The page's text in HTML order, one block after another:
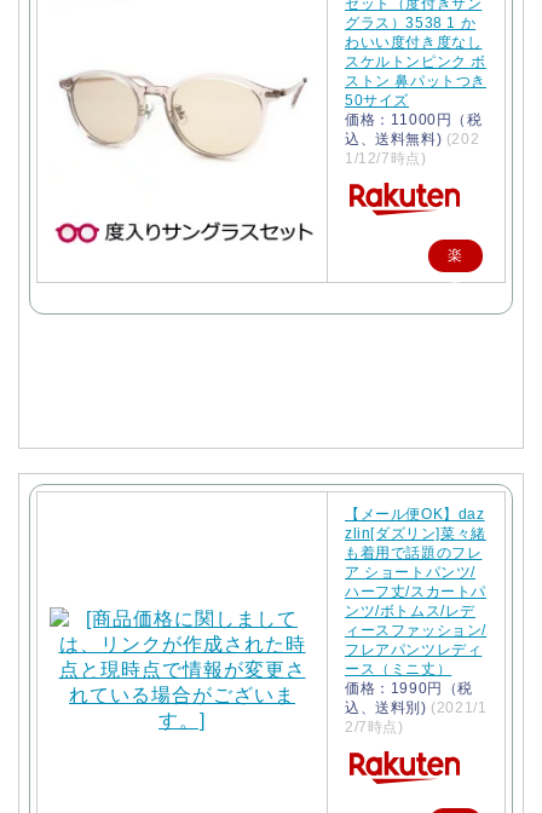
セット（度付きサン
グラス）3538 1 か
わいい度付き度なし
スケルトンピンク ボ
ストン 鼻パットつき
50サイズ
価格：11000円（税
込、送料無料) (202
1/12/7時点)
楽
天
【メール便OK】daz
zlin[ダズリン]菜々緒
も着用で話題のフレ
ア ショートパンツ/
ハーフ丈/スカートパ
ンツ/ボトムス/レデ
ィースファッション/
フレアパンツレディ
ース（ミニ丈）
価格：1990円（税
込、送料別) (2021/1
2/7時点)